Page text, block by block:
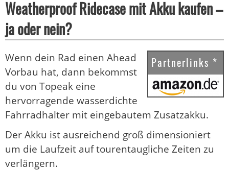
Weatherproof Ridecase mit Akku kaufen –
ja oder nein?
Partnerlinks *
Wenn dein Rad einen Ahead
Vorbau hat, dann bekommst
du von Topeak eine
hervorragende wasserdichte
Fahrradhalter mit eingebautem Zusatzakku.
Der Akku ist ausreichend groß dimensioniert
um die Laufzeit auf tourentaugliche Zeiten zu
verlängern.